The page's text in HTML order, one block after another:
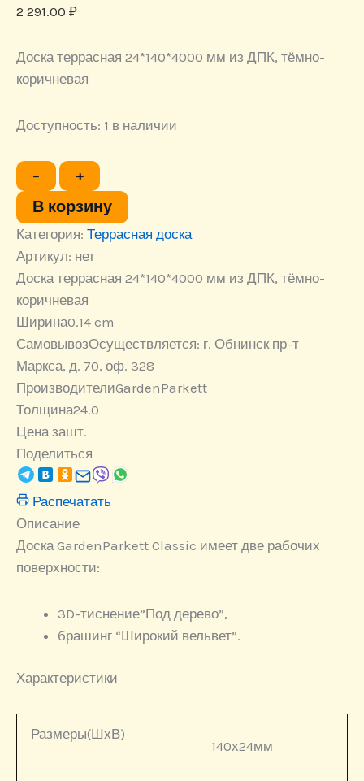
2 291.00 ₽
Доска террасная 24*140*4000 мм из ДПК, тёмно-
коричневая
Доступность: 1 в наличии
−
Количество
товара
Доска
террасная
пустотелая
24*140*4000
мм
из
тёмно-
коричневая
+
В корзину
Категория: Террасная доска
Артикул: нет
Доска террасная 24*140*4000 мм из ДПК, тёмно-
коричневая
Ширина0.14 cm
СамовывозОсуществляется: г. Обнинск пр-т
Маркса, д. 70, оф. 328
ПроизводителиGardenParkett
Толщина24.0
Цена зашт.
Поделиться
Распечатать
Описание
Доска GardenParkett Classic имеет две рабочих
поверхности:
3D-тиснение”Под дерево”,
брашинг “Широкий вельвет”.
Характеристики
Размеры(ШхВ)
140х24мм